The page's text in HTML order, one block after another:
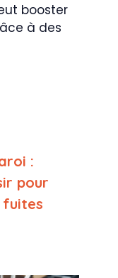
booster
à des
:
pour
fuites